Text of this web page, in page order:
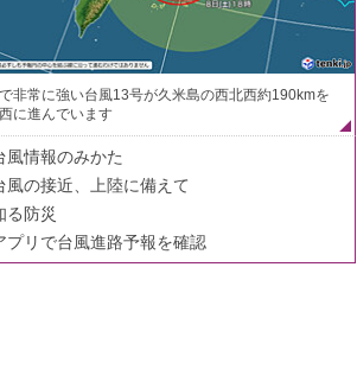
非常に強い台風13号が久米島の西北西約190kmを
に進んでいます
風情報のみかた
風の接近、上陸に備えて
る防災
プリで台風進路予報を確認